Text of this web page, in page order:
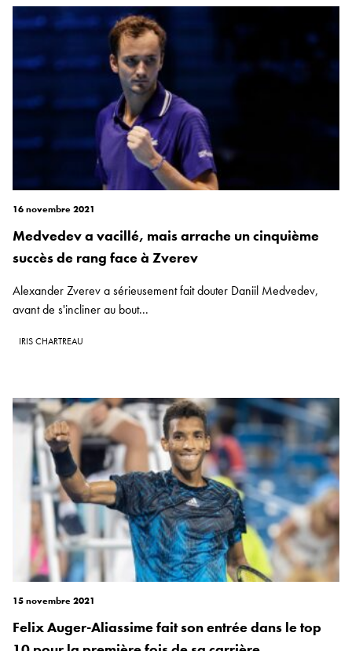
16 novembre 2021
Medvedev a vacillé, mais arrache un cinquième
succès de rang face à Zverev
Alexander Zverev a sérieusement fait douter Daniil Medvedev,
avant de s'incliner au bout...
IRIS CHARTREAU
15 novembre 2021
Felix Auger-Aliassime fait son entrée dans le top